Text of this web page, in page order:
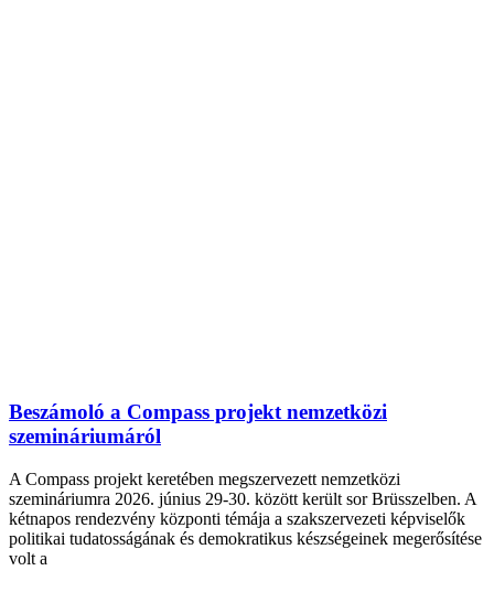
Beszámoló a Compass projekt nemzetközi
szemináriumáról
A Compass projekt keretében megszervezett nemzetközi
szemináriumra 2026. június 29-30. között került sor Brüsszelben. A
kétnapos rendezvény központi témája a szakszervezeti képviselők
politikai tudatosságának és demokratikus készségeinek megerősítése
volt a